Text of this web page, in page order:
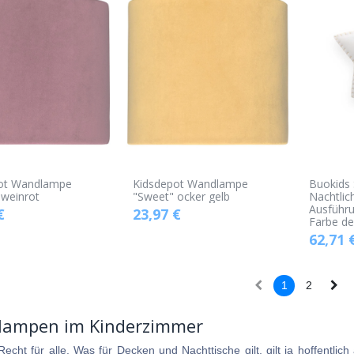
Wandlampe
Kidsdepot Wandlampe
"Sweet" ocker gelb
23,97€
Farbe
62,71
1 2
im Kinderzimmer
für alle. Was für Decken und Nachttische gilt, gilt ja